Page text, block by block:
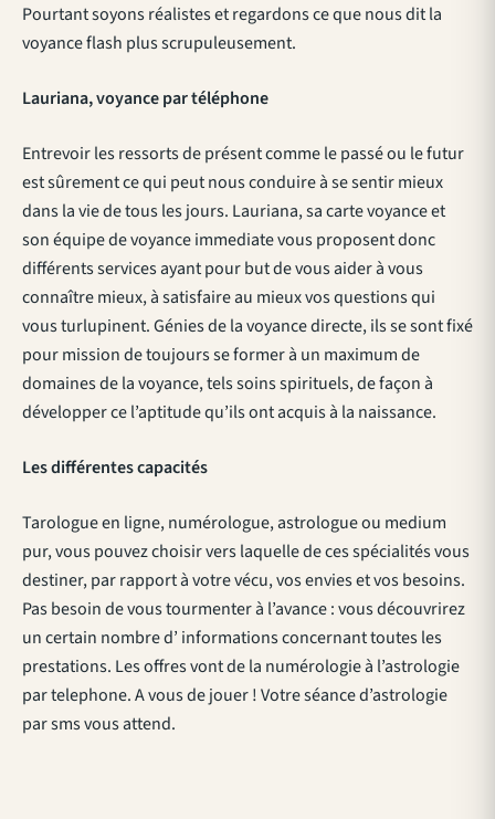
Pourtant soyons réalistes et regardons ce que nous dit la
voyance flash plus scrupuleusement.
Lauriana, voyance par téléphone
Entrevoir les ressorts de présent comme le passé ou le futur
est sûrement ce qui peut nous conduire à se sentir mieux
dans la vie de tous les jours. Lauriana, sa carte voyance et
son équipe de voyance immediate vous proposent donc
différents services ayant pour but de vous aider à vous
connaître mieux, à satisfaire au mieux vos questions qui
vous turlupinent. Génies de la voyance directe, ils se sont fixé
pour mission de toujours se former à un maximum de
domaines de la voyance, tels soins spirituels, de façon à
développer ce l’aptitude qu’ils ont acquis à la naissance.
Les différentes capacités
Tarologue en ligne, numérologue, astrologue ou medium
pur, vous pouvez choisir vers laquelle de ces spécialités vous
destiner, par rapport à votre vécu, vos envies et vos besoins.
Pas besoin de vous tourmenter à l’avance : vous découvrirez
un certain nombre d’ informations concernant toutes les
prestations. Les offres vont de la numérologie à l’astrologie
par telephone. A vous de jouer ! Votre séance d’astrologie
par sms vous attend.